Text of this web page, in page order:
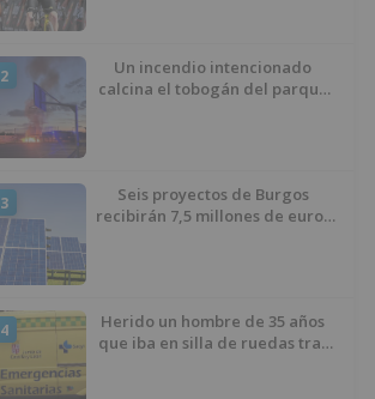
2
Un incendio intencionado
calcina el tobogán del parque
3
Seis proyectos de Burgos
recibirán 7,5 millones de euros
4
Herido un hombre de 35 años
que iba en silla de ruedas tras